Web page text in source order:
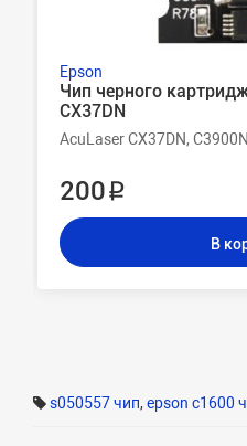
Epson
Чип черного
CX37DN
AcuLaser CX37DN, C3900N
200 ₽
В
s050557 чип, epson c1600